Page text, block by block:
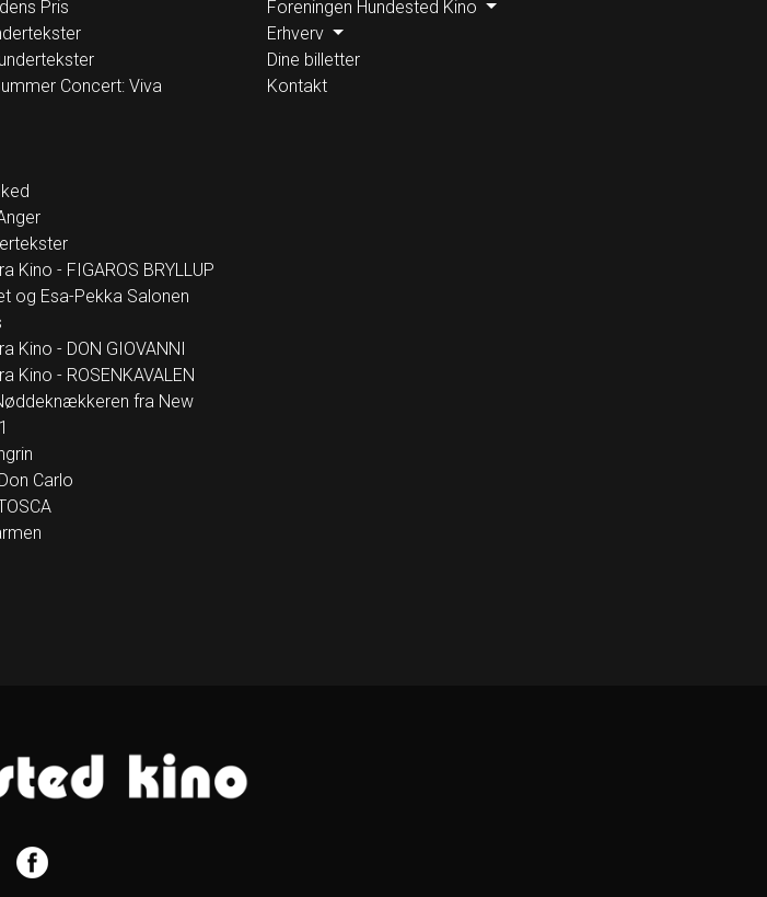
Pris
Concert: Viva
Kino - FIGAROS BRYLLUP
og Esa-Pekka Salonen
Kino - DON GIOVANNI
Kino - ROSENKAVALEN
fra New
Carlo
Foreningen Hundested Kino
Erhverv
Dine billetter
Kontakt